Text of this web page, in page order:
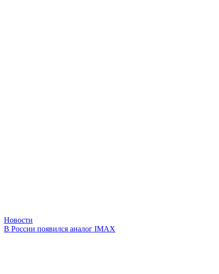
Новости
В России появился аналог IMAX